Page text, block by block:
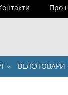
Про
ВЕЛОТОВАРИ